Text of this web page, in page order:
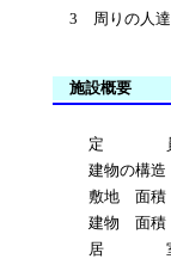
3 周りの人達
施設概要
定
建物の構造
敷地 面積
建物 面積
居